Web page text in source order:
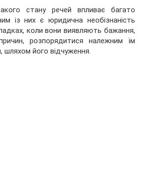
стану речей впливає багато
із них є юридична необізнаність
коли вони виявляють бажання,
розпорядитися належним їм
шляхом його відчуження.